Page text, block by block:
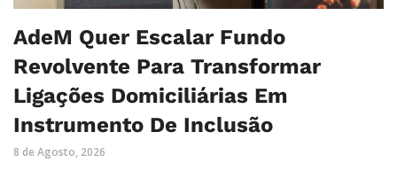
AdeM Quer Escalar Fundo
Revolvente Para Transformar
Ligações Domiciliárias Em
Instrumento De Inclusão
8 de Agosto, 2026